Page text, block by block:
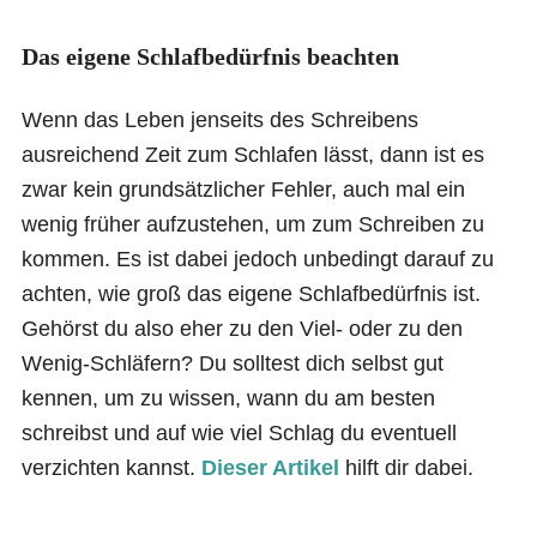
Das eigene Schlafbedürfnis beachten
Wenn das Leben jenseits des Schreibens
ausreichend Zeit zum Schlafen lässt, dann ist es
zwar kein grundsätzlicher Fehler, auch mal ein
wenig früher aufzustehen, um zum Schreiben zu
kommen. Es ist dabei jedoch unbedingt darauf zu
achten, wie groß das eigene Schlafbedürfnis ist.
Gehörst du also eher zu den Viel- oder zu den
Wenig-Schläfern? Du solltest dich selbst gut
kennen, um zu wissen, wann du am besten
schreibst und auf wie viel Schlag du eventuell
verzichten kannst. Dieser Artikel hilft dir dabei.